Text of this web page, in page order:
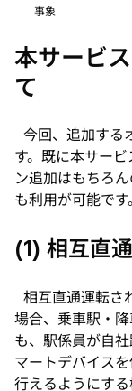
事象
本サービ
て
今回、追加する
す。既に本サー
ン追加はもちろ
も利用が可能です。
(1) 相互直
相互直通運転さ
場合、乗車駅・
も、駅係員が自
マートデバイス
行えるようにする